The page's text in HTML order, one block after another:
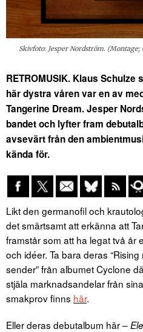
Skivfoto: Jesper Nordström. (Montage;
RETROMUSIK. Klaus Schulze
här dystra våren var en av
Tangerine Dream. Jesper
bandet och lyfter fram
avsevärt från den
kända för.
Likt den germanofil och
det smärtsamt att erkänna att
framstår som att ha legat två år
och idéer. Ta bara deras
sender” från albumet Cyclone
stjäla marknadsandelar från
smakprov finns här.
Eller deras debutalbum här –